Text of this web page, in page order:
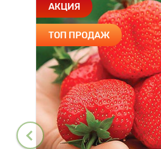
АКЦИЯ
ТОП ПРОДАЖ